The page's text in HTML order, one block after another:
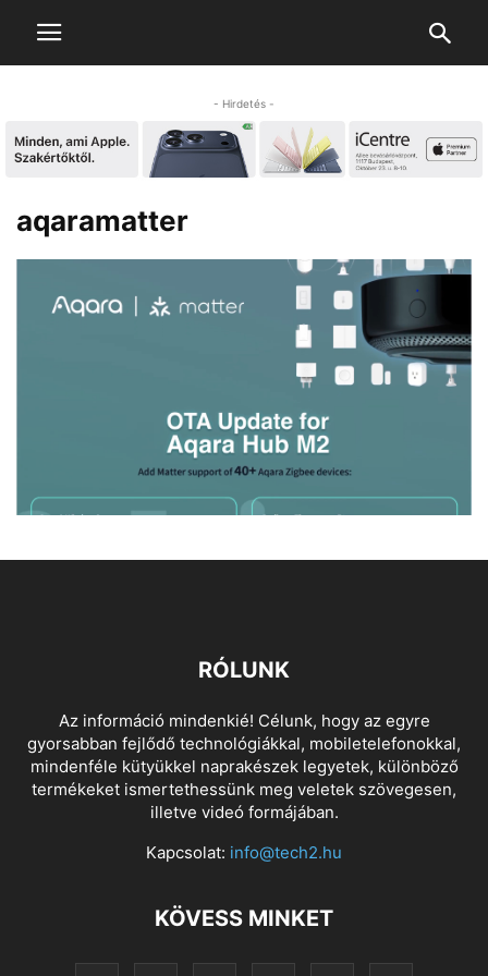
- Hirdetés -
aqaramatter
RÓLUNK
Az információ mindenkié! Célunk, hogy az egyre
gyorsabban fejlődő technológiákkal, mobiletelefonokkal,
mindenféle kütyükkel naprakészek legyetek, különböző
termékeket ismertethessünk meg veletek szövegesen,
illetve videó formájában.
Kapcsolat: info@tech2.hu
KÖVESS MINKET